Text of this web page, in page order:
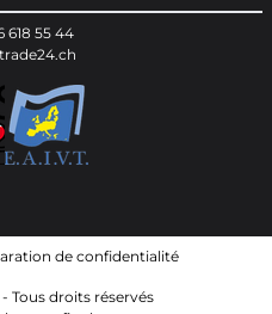
618 55 44
de confidentialité
Tous droits réservés